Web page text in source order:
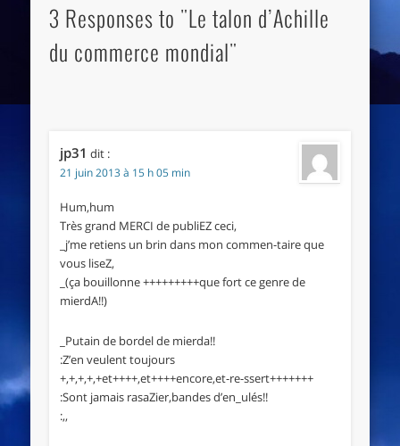
3 Responses to "Le talon d’Achille
du commerce mondial"
jp31 dit :
21 juin 2013 à 15 h 05 min
Hum,hum
Très grand MERCI de publiEZ ceci,
_j’me retiens un brin dans mon commen-taire que
vous liseZ,
_(ça bouillonne +++++++++que fort ce genre de
mierdA!!)
_Putain de bordel de mierda!!
:Z’en veulent toujours
+,+,+,+,+et++++,et++++encore,et-re-ssert+++++++
:Sont jamais rasaZier,bandes d’en_ulés!!
:,,